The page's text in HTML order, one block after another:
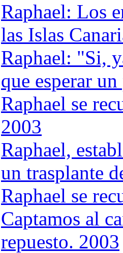
Raphael: Los
las Islas
Raphael: "Si,
que esperar
Raphael se
2003
Raphael,
un trasplante
Raphael se
Captamos al
repuesto. 2003